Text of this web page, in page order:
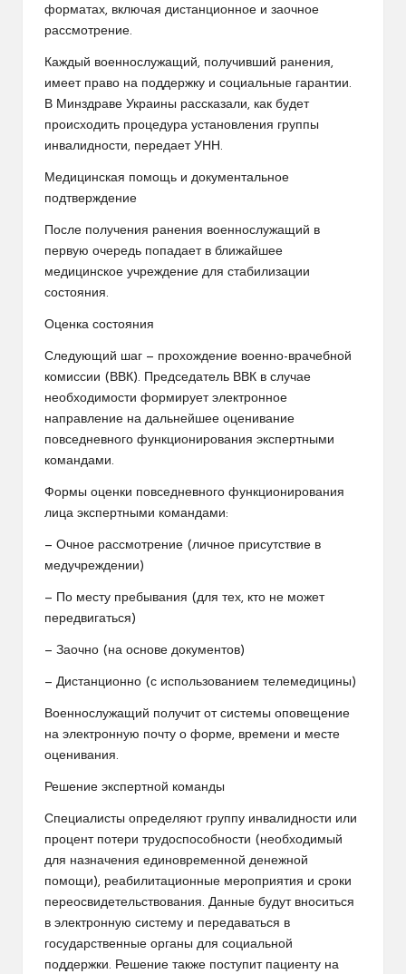
форматах, включая дистанционное и заочное
рассмотрение.
Каждый военнослужащий, получивший ранения,
имеет право на поддержку и социальные гарантии.
В Минздраве Украины рассказали, как будет
происходить процедура установления группы
инвалидности, передает УНН.
Медицинская помощь и документальное
подтверждение
После получения ранения военнослужащий в
первую очередь попадает в ближайшее
медицинское учреждение для стабилизации
состояния.
Оценка состояния
Следующий шаг — прохождение военно-врачебной
комиссии (ВВК). Председатель ВВК в случае
необходимости формирует электронное
направление на дальнейшее оценивание
повседневного функционирования экспертными
командами.
Формы оценки повседневного функционирования
лица экспертными командами:
— Очное рассмотрение (личное присутствие в
медучреждении)
— По месту пребывания (для тех, кто не может
передвигаться)
— Заочно (на основе документов)
— Дистанционно (с использованием телемедицины)
Военнослужащий получит от системы оповещение
на электронную почту о форме, времени и месте
оценивания.
Решение экспертной команды
Специалисты определяют группу инвалидности или
процент потери трудоспособности (необходимый
для назначения единовременной денежной
помощи), реабилитационные мероприятия и сроки
переосвидетельствования. Данные будут вноситься
в электронную систему и передаваться в
государственные органы для социальной
поддержки. Решение также поступит пациенту на